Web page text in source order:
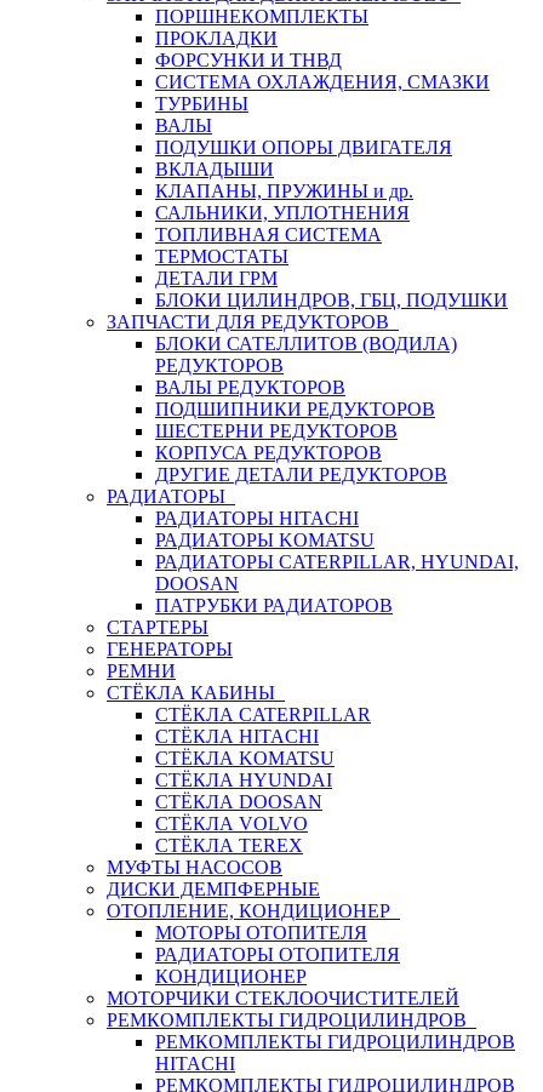
ПОРШНЕКОМПЛЕКТЫ
ПРОКЛАДКИ
ФОРСУНКИ И ТНВД
СИСТЕМА ОХЛАЖДЕНИЯ, СМАЗКИ
ТУРБИНЫ
ВАЛЫ
ПОДУШКИ ОПОРЫ ДВИГАТЕЛЯ
ВКЛАДЫШИ
КЛАПАНЫ, ПРУЖИНЫ и др.
САЛЬНИКИ, УПЛОТНЕНИЯ
ТОПЛИВНАЯ СИСТЕМА
ТЕРМОСТАТЫ
ДЕТАЛИ ГРМ
БЛОКИ ЦИЛИНДРОВ, ГБЦ, ПОДУШКИ
ЗАПЧАСТИ ДЛЯ РЕДУКТОРОВ
БЛОКИ САТЕЛЛИТОВ (ВОДИЛА)
РЕДУКТОРОВ
ВАЛЫ РЕДУКТОРОВ
ПОДШИПНИКИ РЕДУКТОРОВ
ШЕСТЕРНИ РЕДУКТОРОВ
КОРПУСА РЕДУКТОРОВ
ДРУГИЕ ДЕТАЛИ РЕДУКТОРОВ
РАДИАТОРЫ
РАДИАТОРЫ HITACHI
РАДИАТОРЫ KOMATSU
РАДИАТОРЫ CATERPILLAR, HYUNDAI,
DOOSAN
ПАТРУБКИ РАДИАТОРОВ
СТАРТЕРЫ
ГЕНЕРАТОРЫ
РЕМНИ
СТЁКЛА КАБИНЫ
СТЁКЛА CATERPILLAR
СТЁКЛА HITACHI
СТЁКЛА KOMATSU
СТЁКЛА HYUNDAI
СТЁКЛА DOOSAN
СТЁКЛА VOLVO
СТЁКЛА TEREX
МУФТЫ НАСОСОВ
ДИСКИ ДЕМПФЕРНЫЕ
ОТОПЛЕНИЕ, КОНДИЦИОНЕР
МОТОРЫ ОТОПИТЕЛЯ
РАДИАТОРЫ ОТОПИТЕЛЯ
КОНДИЦИОНЕР
МОТОРЧИКИ СТЕКЛООЧИСТИТЕЛЕЙ
РЕМКОМПЛЕКТЫ ГИДРОЦИЛИНДРОВ
РЕМКОМПЛЕКТЫ ГИДРОЦИЛИНДРОВ
HITACHI
РЕМКОМПЛЕКТЫ ГИДРОЦИЛИНДРОВ